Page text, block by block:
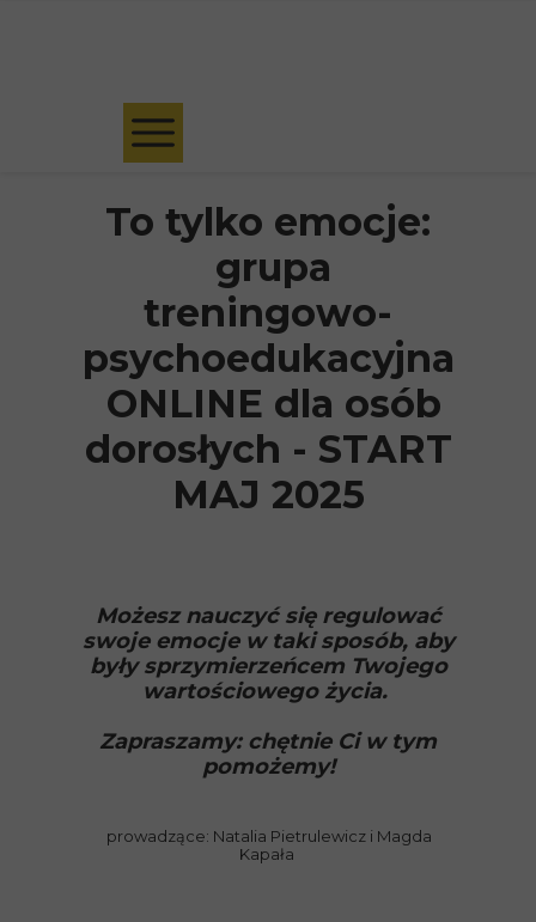
prowadzące: Natalia Pietrulewicz i Magda
Kapała
Możesz nauczyć się regulować
swoje emocje w taki sposób, aby
były sprzymierzeńcem Twojego
wartościowego życia.
Zapraszamy: chętnie Ci w tym
pomożemy!
To tylko emocje:
grupa
treningowo-
psychoedukacyjna
ONLINE dla osób
dorosłych - START
MAJ 2025